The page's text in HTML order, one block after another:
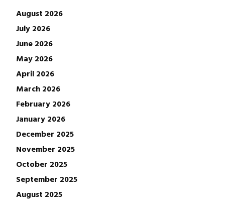
August 2026
July 2026
June 2026
May 2026
April 2026
March 2026
February 2026
January 2026
December 2025
November 2025
October 2025
September 2025
August 2025